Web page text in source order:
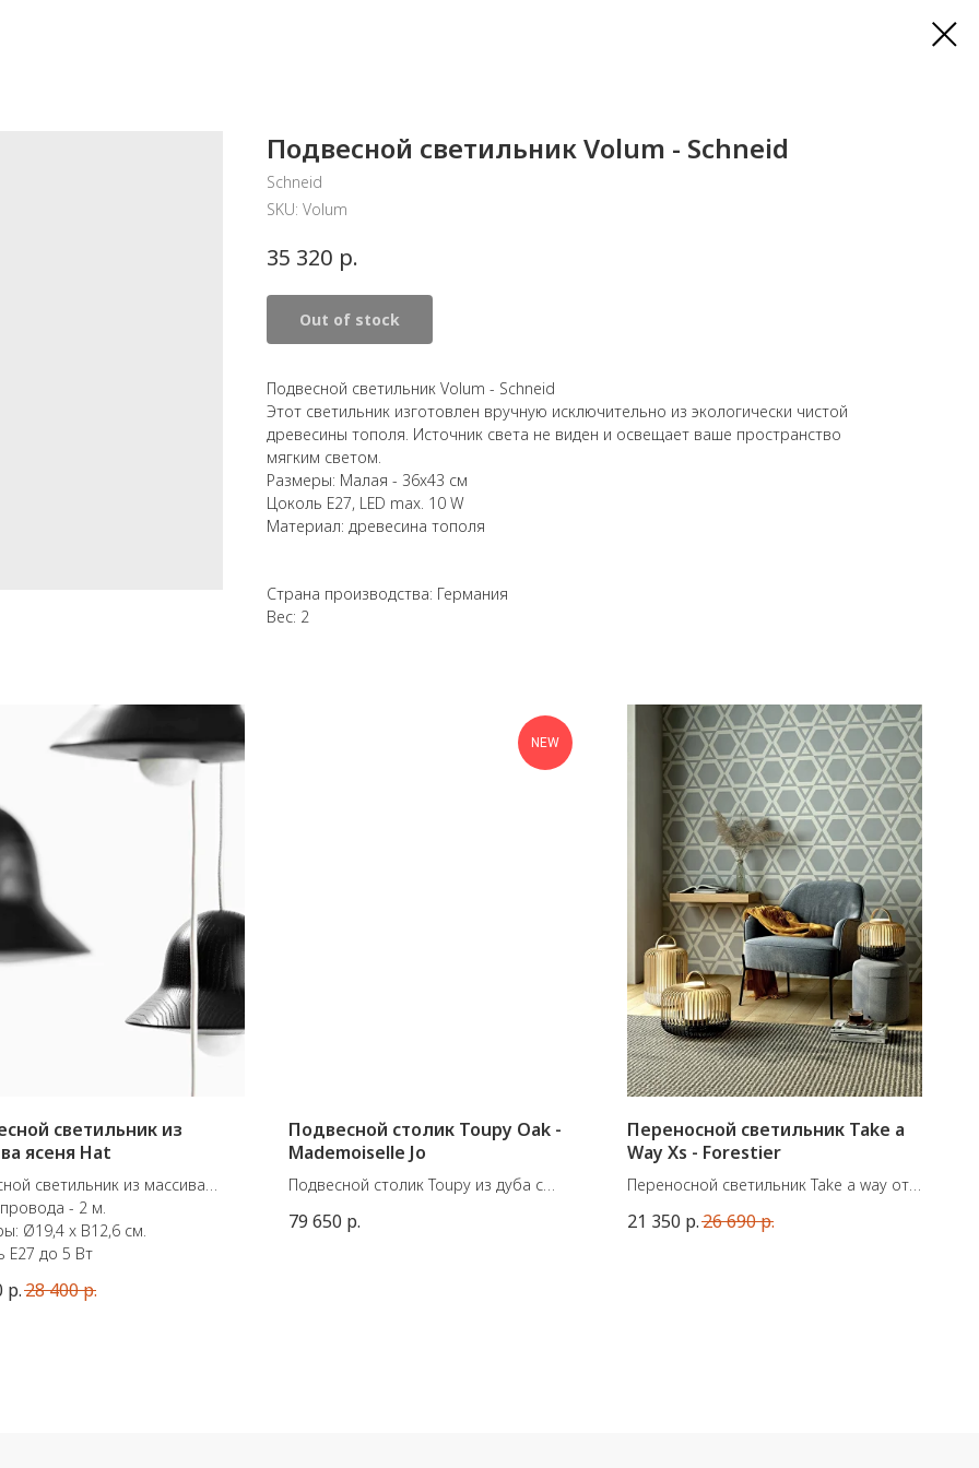
Подвесной светильник Volum - Schneid
Schneid
SKU: Volum
35 320 р.
Out of stock
Подвесной светильник Volum - Schneid
Этот светильник изготовлен вручную исключительно из экологически чистой
древесины тополя. Источник света не виден и освещает ваше пространство
мягким светом.
Размеры: Малая - 36x43 см
Цоколь E27, LED max. 10 W
Материал: древесина тополя
Страна производства: Германия
Вес: 2
светильник из
ясеня Hat
светильник из массива
- 2 м.
Ø19,4 x В12,6 см.
E27 до 5 Вт
р.28 400р.
NEW
Подвесной столик Toupy Oak -
Mademoiselle Jo
Подвесной столик Toupy из дуба с
латуни.
79 650 р.
Переносной светильник Take a
Way Xs - Forestier
Переносной светильник Take a way от
Подходит для использования на улице.
21 350 р.26 690р.